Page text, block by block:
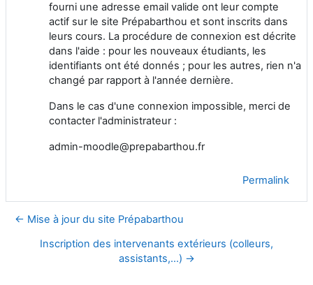
fourni une adresse email valide ont leur compte
actif sur le site Prépabarthou et sont inscrits dans
leurs cours. La procédure de connexion est décrite
dans l'aide : pour les nouveaux étudiants, les
identifiants ont été donnés ; pour les autres, rien n'a
changé par rapport à l'année dernière.
Dans le cas d'une connexion impossible, merci de
contacter l'administrateur :
admin-moodle@prepabarthou.fr
Permalink
← Mise à jour du site Prépabarthou
Inscription des intervenants extérieurs (colleurs,
assistants,...) →